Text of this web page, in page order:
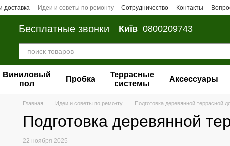
доставка Идеи и советы по ремонту Сотрудничество Контакты
Бесплатные звонки Київ 0800209743
Виниловый
пол
Пробка
Террасные
системы
Аксессуары
Главная Идеи и советы по ремонту Подготовка деревянной террасной
Подготовка деревянной
22 ноября 2025